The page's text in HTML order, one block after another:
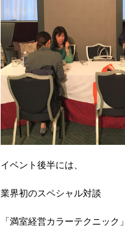
イベント後半には、
業界初のスペシャル対談
「満室経営カラーテクニック